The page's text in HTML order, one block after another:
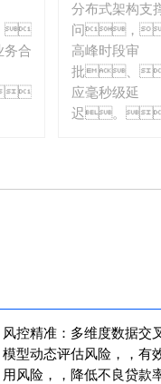
，
务合
。
分布式架构支
问，
高峰时段审
批、
应毫秒级延
迟。
风控精准：多维度数据交叉
模型动态评估风险，，
用风险，，降低不良贷款率。